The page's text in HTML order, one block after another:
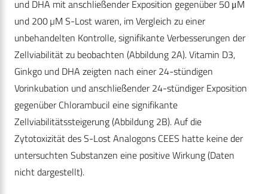
und DHA mit anschließender Exposition gegenüber 50 μM
und 200 µM S-Lost waren, im Vergleich zu einer
unbehandelten Kontrolle, signifikante Verbesserungen der
Zellviabilität zu beobachten (Abbildung 2A). Vitamin D3,
Ginkgo und DHA zeigten nach einer 24-stündigen
Vorinkubation und anschließender 24-stündiger Exposition
gegenüber Chlorambucil eine signifikante
Zellviabilitätssteigerung (Abbildung 2B). Auf die
Zytotoxizität des S-Lost Analogons CEES hatte keine der
untersuchten Substanzen eine positive Wirkung (Daten
nicht dargestellt).